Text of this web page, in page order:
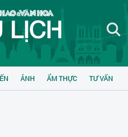
ẢNH ẨM THỰC TƯ VẤN